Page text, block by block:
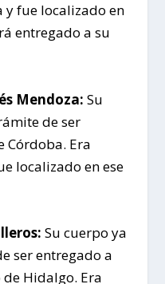
fue localizado en
entregado a su
Mendoza: Su
de ser
Córdoba. Era
localizado en ese
Su cuerpo ya
ser entregado a
Hidalgo. Era